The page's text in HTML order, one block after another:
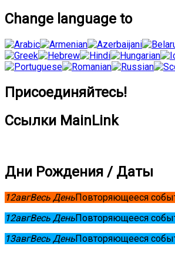
Change language to
Присоединяйтесь!
Ссылки MainLink
Дни Рождения / Даты
12авгВесь ДеньПовторяющееся
12авгВесь ДеньПовторяющееся
13авгВесь ДеньПовторяющееся